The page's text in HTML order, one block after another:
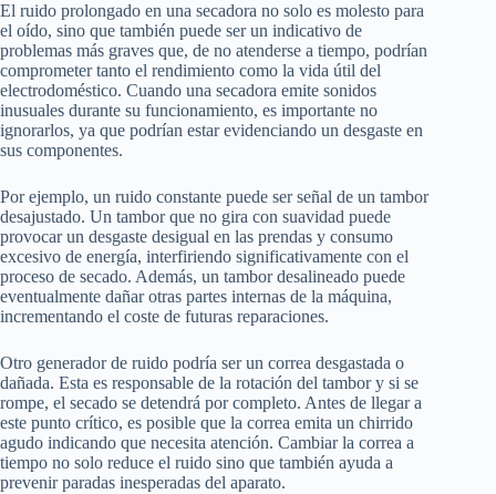
El ruido prolongado en una secadora no solo es molesto para
el oído, sino que también puede ser un indicativo de
problemas más graves que, de no atenderse a tiempo, podrían
comprometer tanto el rendimiento como la vida útil del
electrodoméstico. Cuando una secadora emite sonidos
inusuales durante su funcionamiento, es importante no
ignorarlos, ya que podrían estar evidenciando un desgaste en
sus componentes.
Por ejemplo, un ruido constante puede ser señal de un tambor
desajustado. Un tambor que no gira con suavidad puede
provocar un desgaste desigual en las prendas y consumo
excesivo de energía, interfiriendo significativamente con el
proceso de secado. Además, un tambor desalineado puede
eventualmente dañar otras partes internas de la máquina,
incrementando el coste de futuras reparaciones.
Otro generador de ruido podría ser un correa desgastada o
dañada. Esta es responsable de la rotación del tambor y si se
rompe, el secado se detendrá por completo. Antes de llegar a
este punto crítico, es posible que la correa emita un chirrido
agudo indicando que necesita atención. Cambiar la correa a
tiempo no solo reduce el ruido sino que también ayuda a
prevenir paradas inesperadas del aparato.